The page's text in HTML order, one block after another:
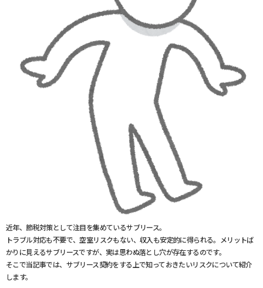
近年、節税対策として注目を集めているサブリース。
トラブル対応も不要で、空室リスクもない、収入も安定的に得られる。メリットば
かりに見えるサブリースですが、実は思わぬ落とし穴が存在するのです。
そこで当記事では、サブリース契約をする上で知っておきたいリスクについて紹介
します。